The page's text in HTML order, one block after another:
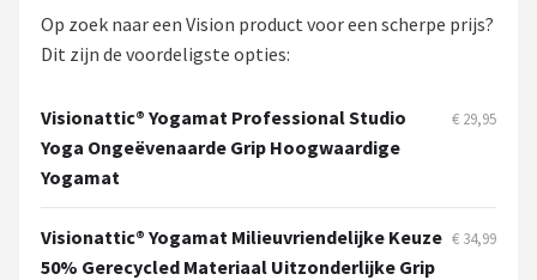
Mission
Harrows
KOTO
Unicorn
Red Dragon
Op zoek naar een Vision product voor een scherpe prijs?
Dit zijn de voordeligste opties:
Visionattic® Yogamat Professional Studio
Yoga Ongeëvenaarde Grip Hoogwaardige
Yogamat
€ 29,95
Visionattic® Yogamat Milieuvriendelijke Keuze
50% Gerecycled Materiaal Uitzonderlijke Grip
€ 34,99